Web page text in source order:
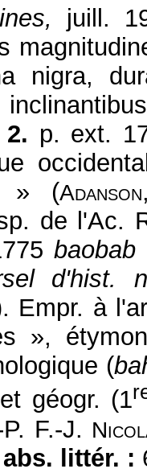
juill.
nigra,
2. p. ext.
» (Adanson
de l'Ac.
baobab
d'hist.
Empr. à
»,
(
géogr. (1
F.-J.
littér. :